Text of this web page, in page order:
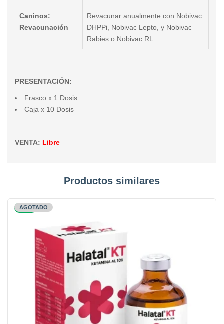
Caninos:
Revacunación
Revacunar anualmente con Nobivac
DHPPi, Nobivac Lepto, y Nobivac
Rabies o Nobivac RL.
PRESENTACIÓN:
Frasco x 1 Dosis
Caja x 10 Dosis
VENTA: Libre
Productos similares
-13%
AGOTADO